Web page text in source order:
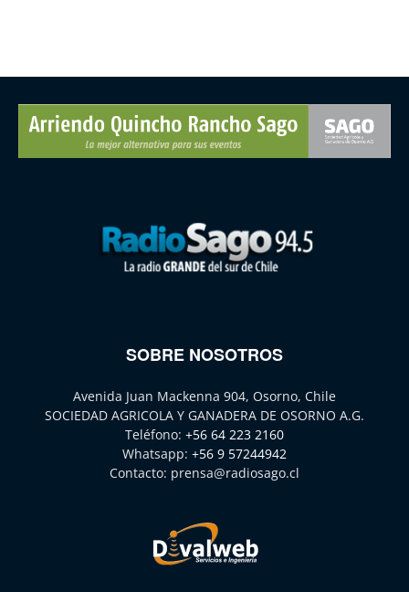
SOBRE NOSOTROS
Avenida Juan Mackenna 904, Osorno, Chile
SOCIEDAD AGRICOLA Y GANADERA DE OSORNO A.G.
Teléfono: +56 64 223 2160
Whatsapp: +56 9 57244942
Contacto: prensa@radiosago.cl